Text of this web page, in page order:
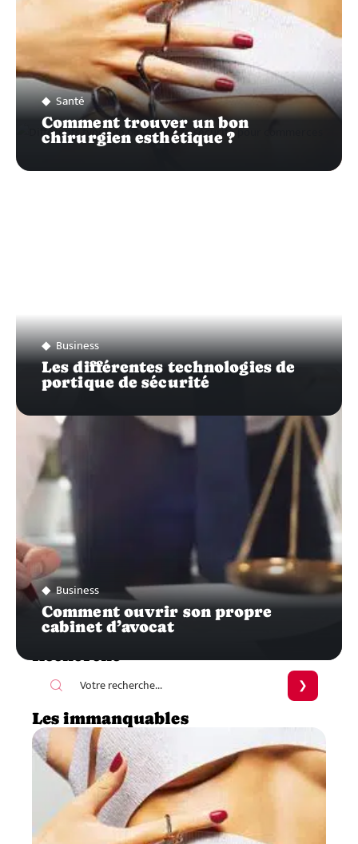
Santé
Comment trouver un bon
chirurgien esthétique ?
Business
Les différentes technologies de
portique de sécurité
Business
Comment ouvrir son propre
cabinet d’avocat
Recherche
Les immanquables